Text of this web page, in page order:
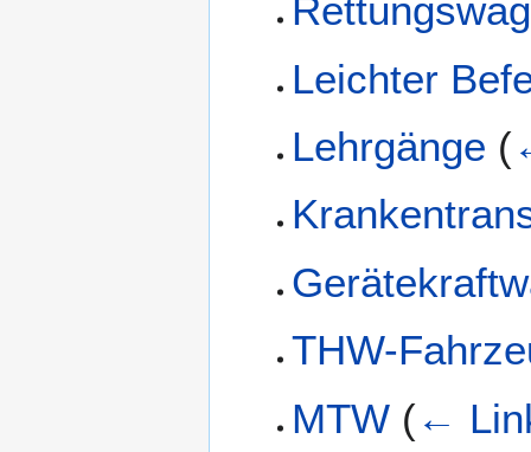
Leichter
Lehrgänge (
THW-
MTW (←